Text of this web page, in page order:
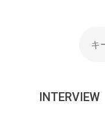
INTERVIEW